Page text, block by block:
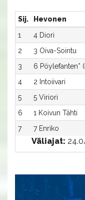
Sij. Hevonen
1
4 Diori
2
3 Oiva-Sointu
3
6 Pöylefanten*
4
2 Intoiivari
5
5 Viriori
6
1 Koivun Tähti
7
7 Enriko
Väliajat: